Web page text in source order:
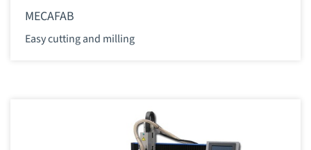
MECAFAB
Easy cutting and milling